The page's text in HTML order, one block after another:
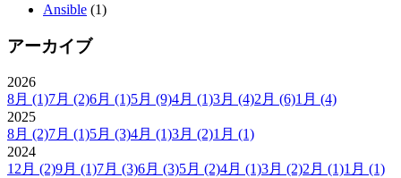
Ansible (1)
アーカイブ
2026
8月 (1)7月 (2)6月 (1)5月 (9)4月 (1)3月 (4)2月 (6)1月 (4)
2025
8月 (2)7月 (1)5月 (3)4月 (1)3月 (2)1月 (1)
2024
12月 (2)9月 (1)7月 (3)6月 (3)5月 (2)4月 (1)3月 (2)2月 (1)1月 (1)